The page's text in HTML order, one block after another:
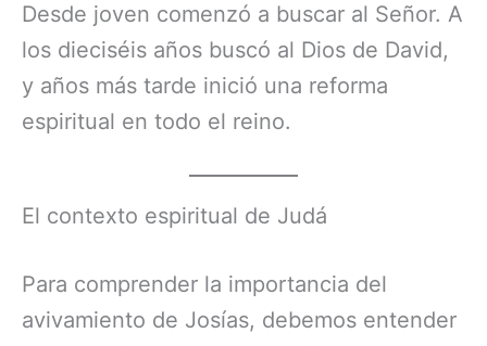
Desde joven comenzó a buscar al Señor. A
los dieciséis años buscó al Dios de David,
y años más tarde inició una reforma
espiritual en todo el reino.
El contexto espiritual de Judá
Para comprender la importancia del
avivamiento de Josías, debemos entender